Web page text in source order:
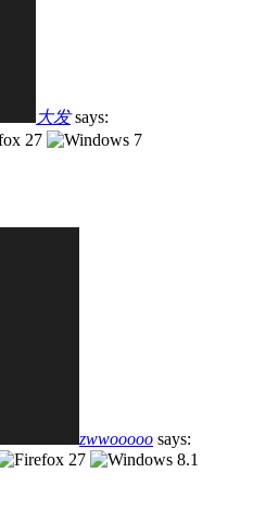
大发 says:
zwwooooo says: